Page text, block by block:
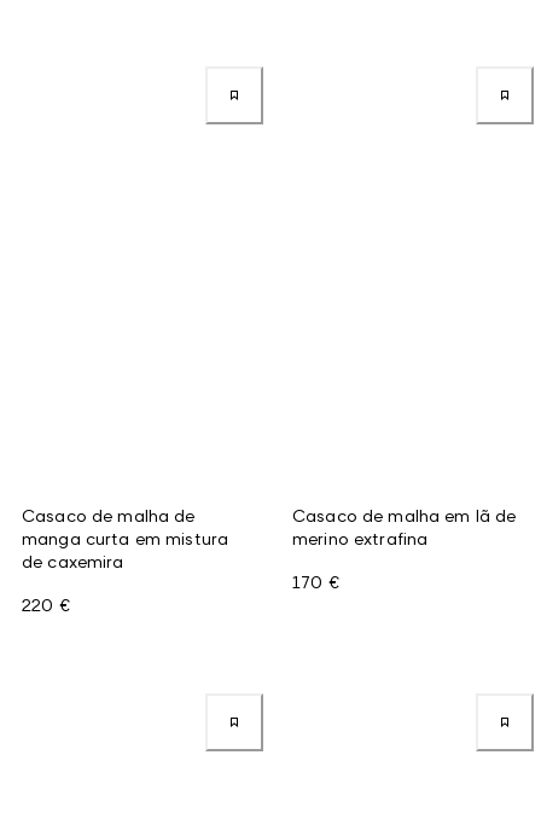
Casaco de malha de
manga curta em mistura
de caxemira
220 €
Casaco de malha em lã de
merino extrafina
170 €